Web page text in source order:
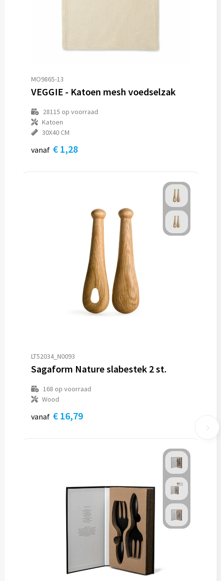
MO9865-13
VEGGIE - Katoen mesh voedselzak
28115 op voorraad
Katoen
30X40 CM
vanaf € 1,28
LT52034_N0093
Sagaform Nature slabestek 2 st.
168 op voorraad
Wood
vanaf € 16,79